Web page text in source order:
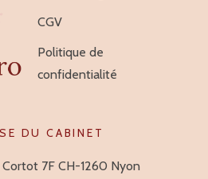
CGV
Politique de
confidentialité
DU CABINET
7F CH-1260 Nyon